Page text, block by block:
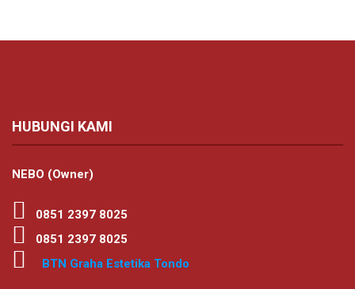
HUBUNGI KAMI
NEBO (Owner)
0851 2397 8025
0851 2397 8025
BTN Graha Estetika Tondo